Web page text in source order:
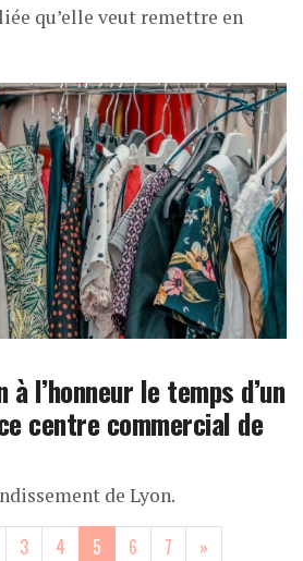
qu’elle veut remettre en
à l’honneur le temps d’un
centre commercial de
de Lyon.
3 4 5 (current)
6 7 »